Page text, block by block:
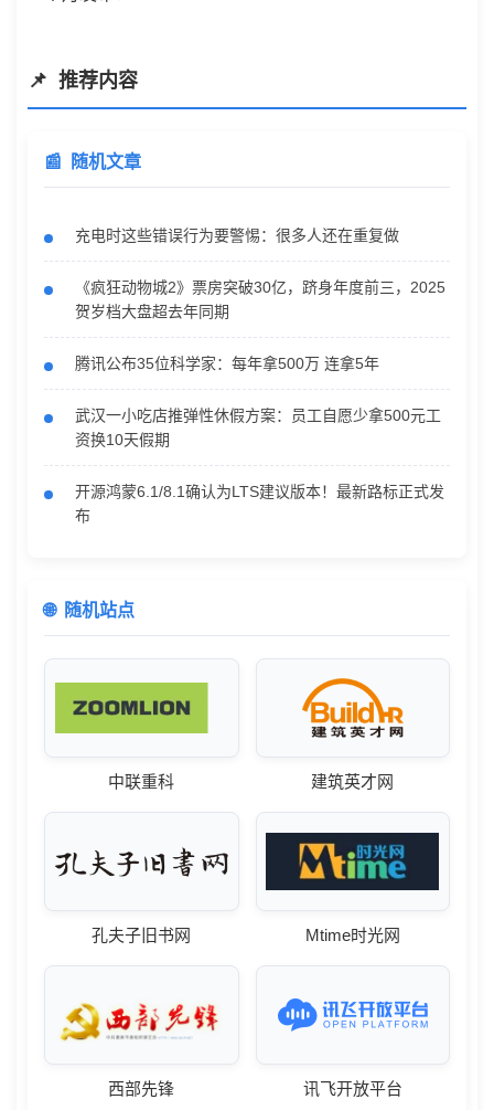
推荐内容
随机文章
充电时这些错误行为要警惕：很多人还在重复做
《疯狂动物城2》票房突破30亿，跻身年度前三，2025
贺岁档大盘超去年同期
腾讯公布35位科学家：每年拿500万 连拿5年
武汉一小吃店推弹性休假方案：员工自愿少拿500元工
资换10天假期
开源鸿蒙6.1/8.1确认为LTS建议版本！最新路标正式发
布
随机站点
中联重科 建筑英才网
孔夫子旧书网 Mtime时光网
西部先锋 讯飞开放平台